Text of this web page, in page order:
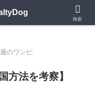
キャラモデルを深掘り考察
のワンピ
方法を考察】
検索